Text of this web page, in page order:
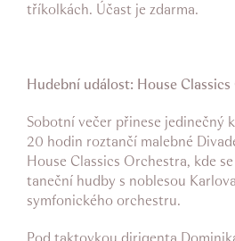
tříkolkách. Účast je zdarma.
Hudební událost: House
Sobotní večer přinese jedinečný
20 hodin roztančí malebné
House Classics Orchestra, kde
taneční hudby s noblesou
symfonického orchestru.